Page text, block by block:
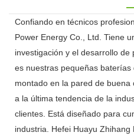
Confiando en técnicos
Power Energy Co., Ltd. Tiene
investigación y el desarrollo
es nuestras pequeñas
montado en la pared de
a la última tendencia de la
clientes. Está diseñado para
industria. Hefei Huayu Zhihang